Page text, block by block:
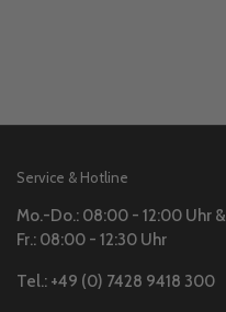
Service & Hotline
Mo.-Do.: 08:00 - 12:00 Uhr
Fr.: 08:00 - 12:30 Uhr
Tel.: +49 (0) 7428 9418 300